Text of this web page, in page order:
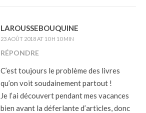
LAROUSSEBOUQUINE
23 AOÛT 2018 AT 10 H 10 MIN
RÉPONDRE
C’est toujours le problème des livres
qu’on voit soudainement partout !
Je l’ai découvert pendant mes vacances
bien avant la déferlante d’articles, donc